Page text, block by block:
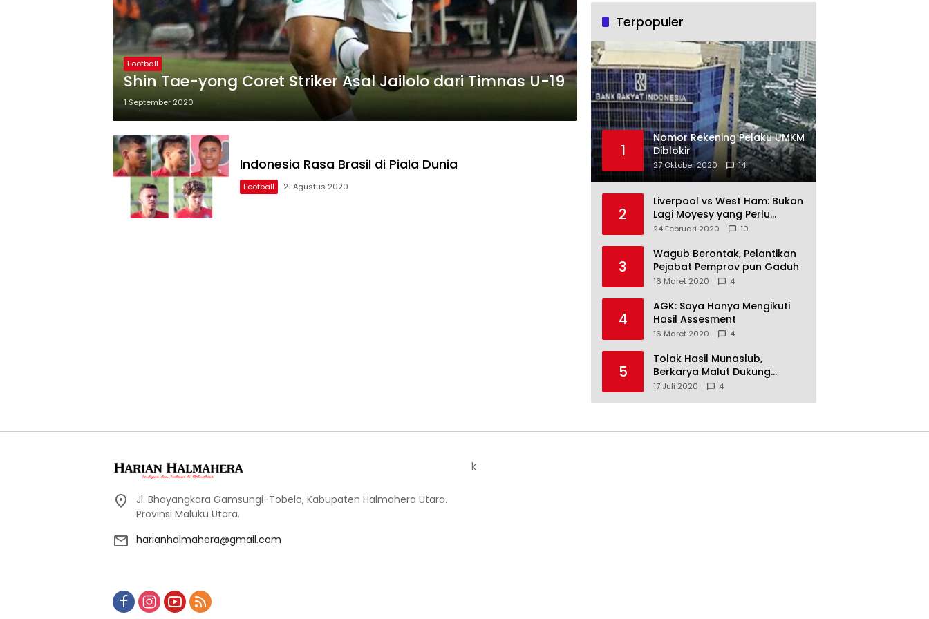
Football
Shin Tae-yong Coret Striker Asal Jailolo dari Timnas U-19
1 September 2020
Indonesia Rasa Brasil di Piala Dunia
Football 21 Agustus 2020
Terpopuler
1
Nomor Rekening Pelaku UMKM
Diblokir
27 Oktober 2020 14
2
Liverpool vs West Ham: Bukan
Lagi Moyesy yang Perlu
Ditakuti
24 Februari 2020 10
3
Wagub Berontak, Pelantikan
Pejabat Pemprov pun Gaduh
16 Maret 2020 4
4
AGK: Saya Hanya Mengikuti
Hasil Assesment
16 Maret 2020 4
5
Tolak Hasil Munaslub,
Berkarya Malut Dukung
Tommy Soeharto
17 Juli 2020 4
Jl. Bhayangkara Gamsungi-Tobelo, Kabupaten Halmahera Utara.
Provinsi Maluku Utara.
harianhalmahera@gmail.com
k